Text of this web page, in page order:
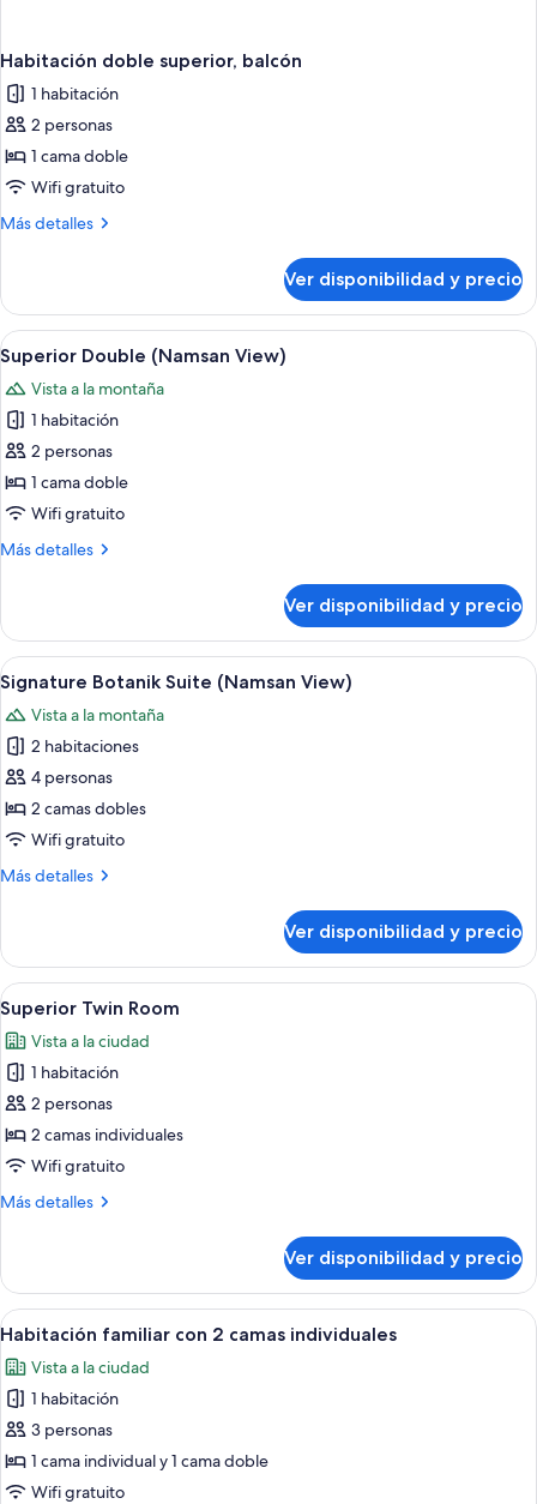
Habitación doble superior, balcón
1 habitación
2 personas
1 cama doble
Wifi gratuito
Más detalles
Más
doble
superior,
balcón
Ver disponibilidad y precio
Ver
todas
las
fotos
de
Superior
Double
View)
Una habitación de hotel moderna
8
Superior Double (Namsan View)
Vista a la montaña
1 habitación
2 personas
1 cama doble
Wifi gratuito
Más detalles
Más
Double
(Namsan
View)
Ver disponibilidad y precio
Ver
todas
las
fotos
de
Signature
Botanik
(Namsan
Una habitación de hotel moderna
9
Signature Botanik Suite (Namsan View)
Vista a la montaña
2 habitaciones
4 personas
2 camas dobles
Wifi gratuito
Más detalles
Más
Botanik
Suite
(Namsan
View)
Ver disponibilidad y precio
Ver
todas
las
fotos
de
Superior
Twin
Una habitación de hotel moderna
6
Superior Twin Room
Vista a la ciudad
1 habitación
2 personas
2 camas individuales
Wifi gratuito
Más detalles
Más
Twin
Room
Ver disponibilidad y precio
Ver
todas
las
fotos
de
Habitación
familiar
Una habitación de hotel moderna
8
Habitación familiar con 2 camas individuales
Vista a la ciudad
1 habitación
3 personas
1 cama individual y 1 cama doble
Wifi gratuito